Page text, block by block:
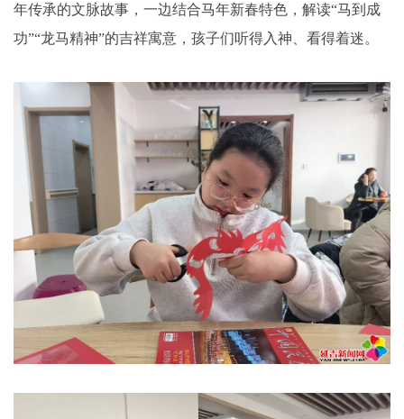
年传承的文脉故事，一边结合马年新春特色，解读“马到成
功”“龙马精神”的吉祥寓意，孩子们听得入神、看得着迷。